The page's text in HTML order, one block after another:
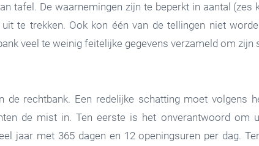
tafel. De waarnemingen zijn te beperkt in aantal
te trekken. Ook kon één van de tellingen niet
veel te weinig feitelijke gegevens verzameld om zijn
de rechtbank. Een redelijke schatting moet volgens
de mist in. Ten eerste is het onverantwoord
jaar met 365 dagen en 12 openingsuren per dag.